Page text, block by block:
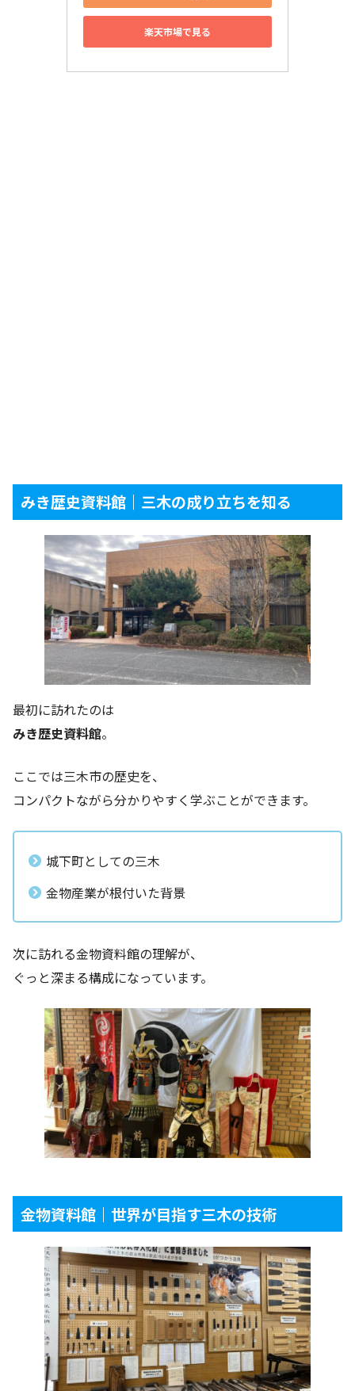
楽天市場で見る
みき歴史資料館｜三木の成り立ちを知る
最初に訪れたのは
みき歴史資料館。
ここでは三木市の歴史を、
コンパクトながら分かりやすく学ぶことができます。
城下町としての三木
金物産業が根付いた背景
次に訪れる金物資料館の理解が、
ぐっと深まる構成になっています。
金物資料館｜世界が目指す三木の技術